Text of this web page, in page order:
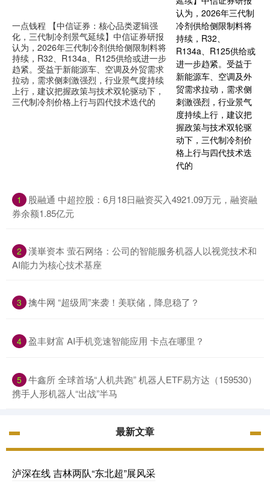
一点钱程 【中信证券：核心品类逻辑强
化，三代制冷剂景气延续】中信证券研报
认为，2026年三代制冷剂供给侧限制料将
持续，R32、R134a、R125供给或进一步
趋紧。受益于新能源车、空调及外贸需求
拉动，需求侧刺激强烈，行业景气度持续
上行，建议把握政策与技术双轮驱动下，
三代制冷剂价格上行与四代技术迭代的
1
股融通 中超控股：6月18日融资买入4921.09万元，融资融
券余额1.85亿元
2 漢崋资本 萤石网络：公司的智能服务机器人以视觉技术和
AI能力为核心技术基座
3 擒牛网 “超级周”来袭！美联储，降息稳了？
4 盈丰财富 AI手机竞速智能应用 卡点在哪里？
5 牛鑫所 全球首场“人机共跑” 机器人ETF易方达（159530）
携手人形机器人“出战”半马
最新文章
泸深在线 吉林两队“东北超”展风采